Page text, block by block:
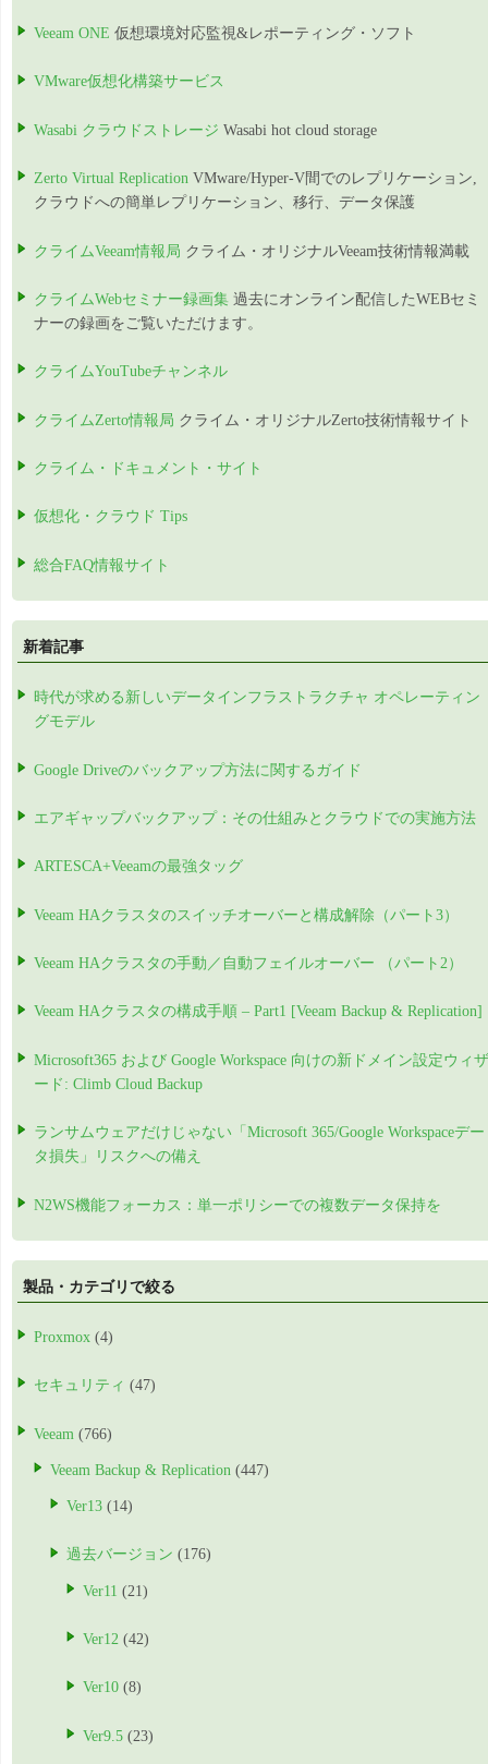
Veeam ONE 仮想環境対応監視&レポーティング・ソフト
VMware仮想化構築サービス
Wasabi クラウドストレージ Wasabi hot cloud storage
Zerto Virtual Replication VMware/Hyper-V間でのレプリケーション,
クラウドへの簡単レプリケーション、移行、データ保護
クライムVeeam情報局 クライム・オリジナルVeeam技術情報満載
クライムWebセミナー録画集 過去にオンライン配信したWEBセミ
ナーの録画をご覧いただけます。
クライムYouTubeチャンネル
クライムZerto情報局 クライム・オリジナルZerto技術情報サイト
クライム・ドキュメント・サイト
仮想化・クラウド Tips
総合FAQ情報サイト
新着記事
時代が求める新しいデータインフラストラクチャ オペレーティン
グモデル
Google Driveのバックアップ方法に関するガイド
エアギャップバックアップ：その仕組みとクラウドでの実施方法
ARTESCA+Veeamの最強タッグ
Veeam HAクラスタのスイッチオーバーと構成解除（パート3）
Veeam HAクラスタの手動／自動フェイルオーバー （パート2）
Veeam HAクラスタの構成手順 – Part1 [Veeam Backup & Replication]
Microsoft365 および Google Workspace 向けの新ドメイン設定ウィザ
ード: Climb Cloud Backup
ランサムウェアだけじゃない「Microsoft 365/Google Workspaceデー
タ損失」リスクへの備え
N2WS機能フォーカス：単一ポリシーでの複数データ保持を
製品・カテゴリで絞る
Proxmox (4)
セキュリティ (47)
Veeam (766)
Veeam Backup & Replication (447)
Ver13 (14)
過去バージョン (176)
Ver11 (21)
Ver12 (42)
Ver10 (8)
Ver9.5 (23)